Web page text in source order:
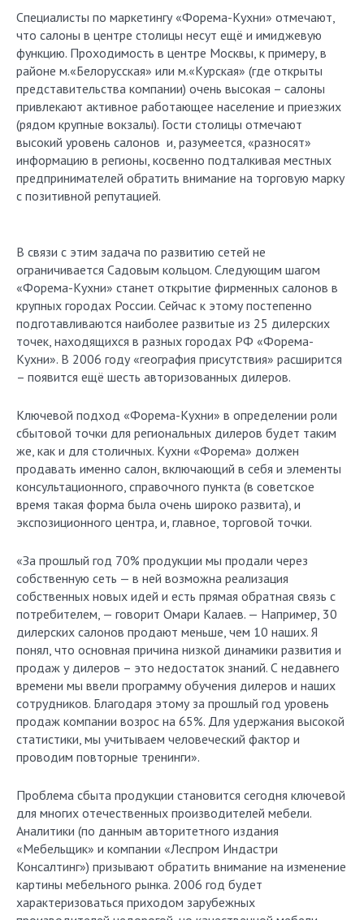
Специалисты по маркетингу «Форема-Кухни» отмечают,
что салоны в центре столицы несут ещё и имиджевую
функцию. Проходимость в центре Москвы, к примеру, в
районе м.«Белорусская» или м.«Курская» (где открыты
представительства компании) очень высокая – салоны
привлекают активное работающее население и приезжих
(рядом крупные вокзалы). Гости столицы отмечают
высокий уровень салонов и, разумеется, «разносят»
информацию в регионы, косвенно подталкивая местных
предпринимателей обратить внимание на торговую марку
с позитивной репутацией.
В связи с этим задача по развитию сетей не
ограничивается Садовым кольцом. Следующим шагом
«Форема-Кухни» станет открытие фирменных салонов в
крупных городах России. Сейчас к этому постепенно
подготавливаются наиболее развитые из 25 дилерских
точек, находящихся в разных городах РФ «Форема-
Кухни». В 2006 году «география присутствия» расширится
– появится ещё шесть авторизованных дилеров.
Ключевой подход «Форема-Кухни» в определении роли
сбытовой точки для региональных дилеров будет таким
же, как и для столичных. Кухни «Форема» должен
продавать именно салон, включающий в себя и элементы
консультационного, справочного пункта (в советское
время такая форма была очень широко развита), и
экспозиционного центра, и, главное, торговой точки.
«За прошлый год 70% продукции мы продали через
собственную сеть — в ней возможна реализация
собственных новых идей и есть прямая обратная связь с
потребителем, — говорит Омари Калаев. — Например, 30
дилерских салонов продают меньше, чем 10 наших. Я
понял, что основная причина низкой динамики развития и
продаж у дилеров – это недостаток знаний. С недавнего
времени мы ввели программу обучения дилеров и наших
сотрудников. Благодаря этому за прошлый год уровень
продаж компании возрос на 65%. Для удержания высокой
статистики, мы учитываем человеческий фактор и
проводим повторные тренинги».
Проблема сбыта продукции становится сегодня ключевой
для многих отечественных производителей мебели.
Аналитики (по данным авторитетного издания
«Мебельщик» и компании «Леспром Индастри
Консалтинг») призывают обратить внимание на изменение
картины мебельного рынка. 2006 год будет
характеризоваться приходом зарубежных